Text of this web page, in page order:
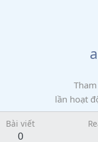
lần hoạt
Bài viết
0